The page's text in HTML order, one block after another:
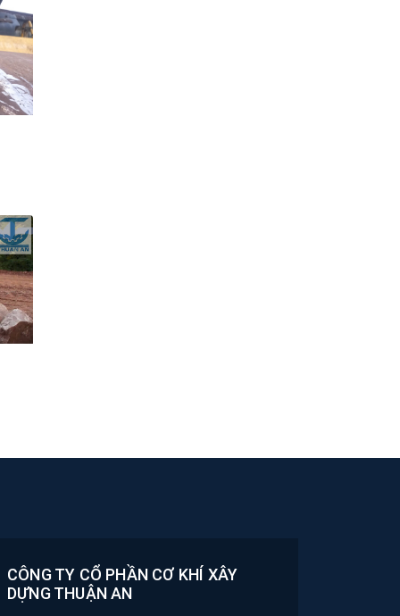
CÔNG TY CỔ PHẦN CƠ KHÍ XÂY
DỰNG THUẬN AN